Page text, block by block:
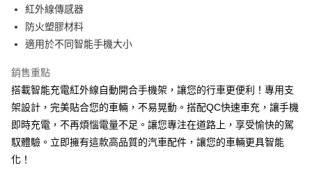
ATM付款
全家取貨付款
每筆NT$60，滿NT$699(含以上)免運費
線上付款後全家取貨
每筆NT$60，滿NT$699(含以上)免運費
7-11取貨付款
紅外線傳感器
防火塑膠材料
適用於不同智能手機大小
銷售重點
搭載智能充電紅外線自動開合手機架，讓您的行車更便利！專用支
架設計，完美貼合您的車輛，不易晃動。搭配QC快速車充，讓手機
即時充電，不再煩惱電量不足。讓您專注在道路上，享受愉快的駕
馭體驗。立即擁有這款高品質的汽車配件，讓您的車輛更具智能
化！